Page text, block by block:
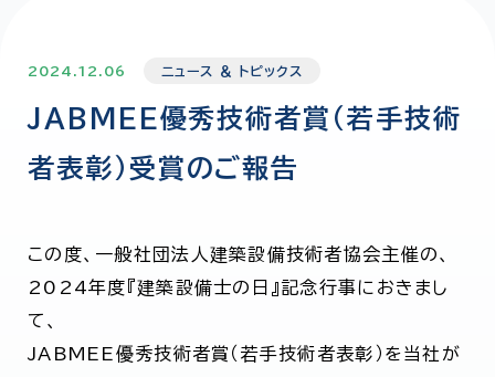
2024.12.06 ニュース ＆ トピックス
JABMEE優秀技術者賞（若手技術
者表彰）受賞のご報告
この度、一般社団法人建築設備技術者協会主催の、
2024年度『建築設備士の日』記念行事におきまし
て、
JABMEE優秀技術者賞（若手技術者表彰）を当社が